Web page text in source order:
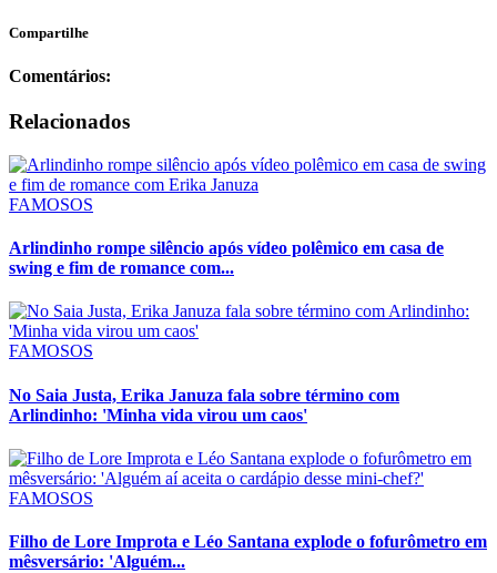
Compartilhe
Comentários:
Relacionados
FAMOSOS
Arlindinho rompe silêncio após vídeo polêmico em casa de
swing e fim de romance com...
FAMOSOS
No Saia Justa, Erika Januza fala sobre término com
Arlindinho: 'Minha vida virou um caos'
FAMOSOS
Filho de Lore Improta e Léo Santana explode o fofurômetro em
mêsversário: 'Alguém...